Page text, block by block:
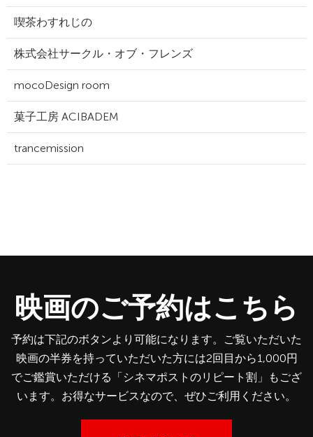
喫茶わすれじの
株式会社サークル・オブ・フレンズ
mocoDesign room
菓子工房 ACIBADEM
trancemission
映画のご予約はこちら
予約は下記のボタンより可能になります。ご覧いただいた
映画の半券を持っていただいた方には2回目から1,000円
でご鑑賞いただける「シネマポストのリピート割」もござ
います。お得なサービスなので、ぜひご利用ください。